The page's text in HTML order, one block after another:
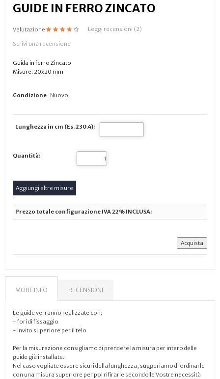
GUIDE IN FERRO ZINCATO
Valutazione Leggi recensioni (2)
Scrivi una recensione
Guida in ferro Zincato
Misure: 20x20 mm
Condizione Nuovo
Lunghezza in cm (Es. 230.4):
Quantità:
Prezzo totale configurazione IVA 22% INCLUSA:
MORE INFO RECENSIONI
Le guide verranno realizzate con:
- fori di fissaggio
- invito superiore per il telo
Per la misurazione consigliamo di prendere la misura per intero delle
guide già installate.
Nel caso vogliate essere sicuri della lunghezza, suggeriamo di ordinarle
con una misura superiore per poi rifirarle secondo le Vostre necessità